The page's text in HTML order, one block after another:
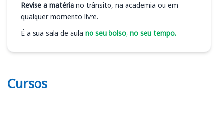
Revise a matéria no trânsito, na academia ou em
qualquer momento livre.
É a sua sala de aula no seu bolso, no seu tempo.
Cursos